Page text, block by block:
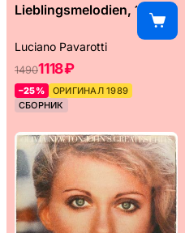
Lieblingsmelodien, 1989
Luciano Pavarotti
14901118 ₽
–25%
ОРИГИНАЛ 1989
СБОРНИК